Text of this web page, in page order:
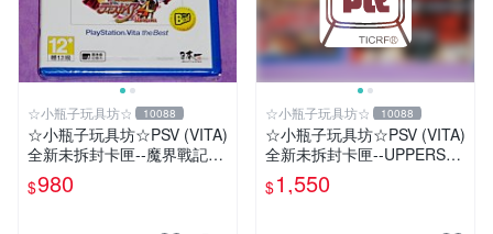
☆小瓶子玩具坊☆ 10088
☆小瓶子玩具坊☆PSV (VITA)
全新未拆封卡匣--魔界戰記4
Return (THE BEST版)
$980
☆小瓶子玩具坊☆ 10088
☆小瓶子玩具坊☆PSV (VITA)
全新未拆封卡匣--UPPERS
(日版) + 特典--冊子&CD
$1,550